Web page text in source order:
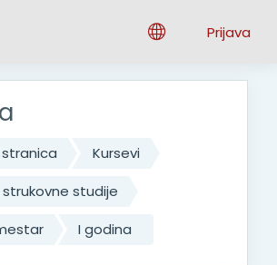
Prijava
Kursevi
studije
I godina